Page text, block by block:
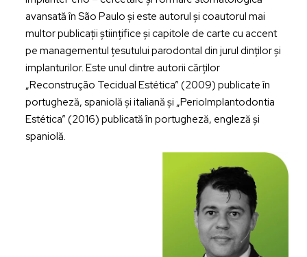
avansată în São Paulo și este autorul și coautorul mai
multor publicații științifice și capitole de carte cu accent
pe managementul țesutului parodontal din jurul dinților și
implanturilor. Este unul dintre autorii cărților
„Reconstrução Tecidual Estética” (2009) publicate în
portugheză, spaniolă și italiană și „PerioImplantodontia
Estética” (2016) publicată în portugheză, engleză și
spaniolă.